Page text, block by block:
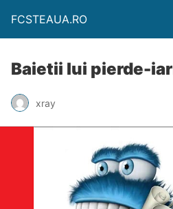
FCSTEAUA.RO
Baietii lui pierde-
xray